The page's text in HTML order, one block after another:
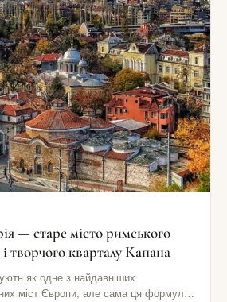
— старе місто римського
і творчого кварталу Капана
як одне з найдавніших
міст Європи, але сама ця формула